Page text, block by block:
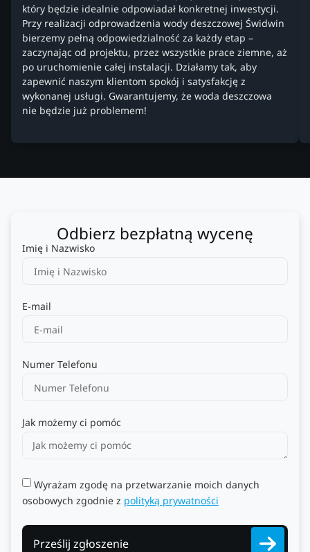
który będzie idealnie odpowiadał konkretnej inwestycji.
Przy realizacji odprowadzenia wody deszczowej Świdwin
bierzemy pełną odpowiedzialność za każdy etap –
zaczynając od projektu, przez wszystkie prace ziemne, aż
po uruchomienie całej instalacji. Działamy tak, aby
zapewnić naszym klientom spokój i satysfakcję z
wykonanej usługi. Gwarantujemy, że woda deszczowa
nie będzie już problemem!
Odbierz bezpłatną wycenę
Imię i Nazwisko
E-mail
Numer Telefonu
Jak możemy ci pomóc
Wyrażam zgodę na przetwarzanie moich danych
osobowych zgodnie z polityką prywatności
Prześlij zgłoszenie